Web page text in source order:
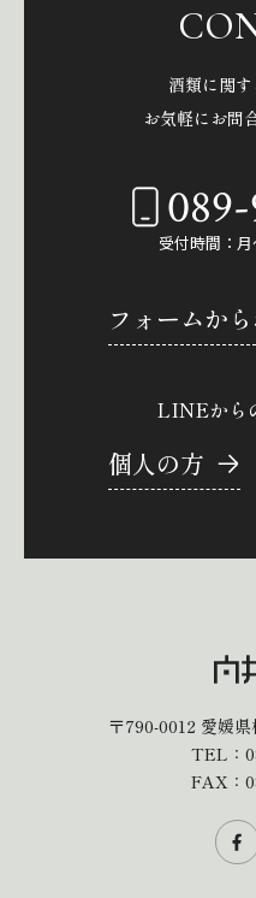
酒類に関す
お気軽にお問
受付時間：
フォームか
LINEから
個人の方
〒790-0012 愛媛
TEL：
FAX：